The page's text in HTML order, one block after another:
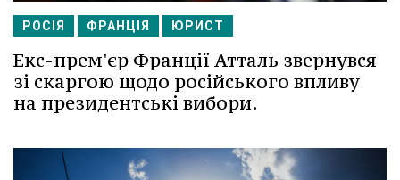
РОСІЯ ФРАНЦІЯ ЮРИСТ
Екс-прем'єр Франції Атталь звернувся
зі скаргою щодо російського впливу
на президентські вибори.